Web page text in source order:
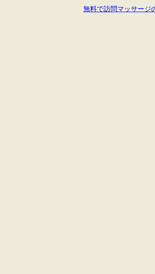
無料で訪問マッサージ